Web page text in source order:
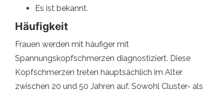
Es ist bekannt.
Häufigkeit
Frauen werden mit häufiger mit
Spannungskopfschmerzen diagnostiziert. Diese
Kopfschmerzen treten hauptsächlich im Alter
zwischen 20 und 50 Jahren auf. Sowohl Cluster- als